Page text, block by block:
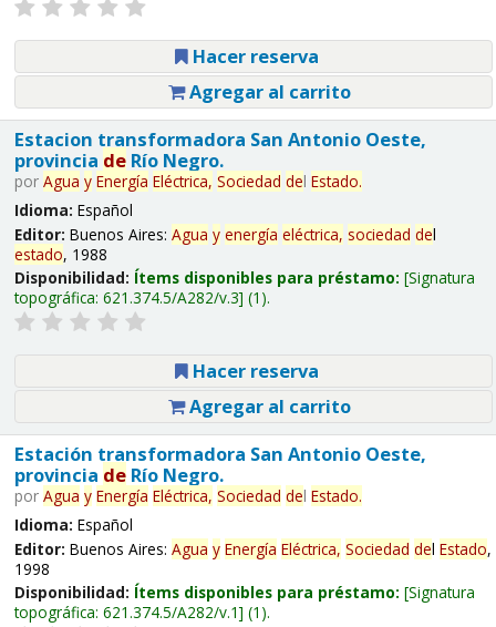
Hacer reserva
Agregar al carrito
Estacion transformadora San Antonio Oeste,
provincia deRío Negro.
por Agua y Energía Eléctrica, Sociedad del Estado.
Idioma: Español
Editor: Buenos Aires: Agua y energía eléctrica, sociedad del
estado, 1988
Disponibilidad: Ítems disponibles para préstamo: Signatura
topográfica: 621.374.5/A282/v.3 (1).
Hacer reserva
Agregar al carrito
Estación transformadora San Antonio Oeste,
provincia deRío Negro.
por Agua y Energía Eléctrica, Sociedad del Estado.
Idioma: Español
Editor: Buenos Aires: Agua y Energía Eléctrica, Sociedad del Estado,
1998
Disponibilidad: Ítems disponibles para préstamo: Signatura
topográfica: 621.374.5/A282/v.1 (1).